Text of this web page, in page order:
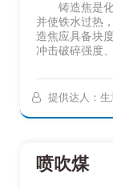
铸造焦是化
并使铁水过热
造焦应具备块
冲击破碎强度
提供达人：生
喷吹煤